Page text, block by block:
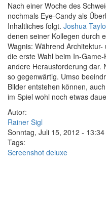
Nach einer Woche des
nochmals Eye-Candy als
Inhaltliches folgt. Joshua
denen seiner Kollegen durch
Wagnis: Während
die erste Wahl beim In-
andere Herausforderung dar.
so gegenwärtig. Umso
Bilder entstehen können,
im Spiel wohl noch etwas
Autor:
Rainer Sigl
Sonntag, Juli 15, 2012 - 13:34
Tags:
Screenshot deluxe